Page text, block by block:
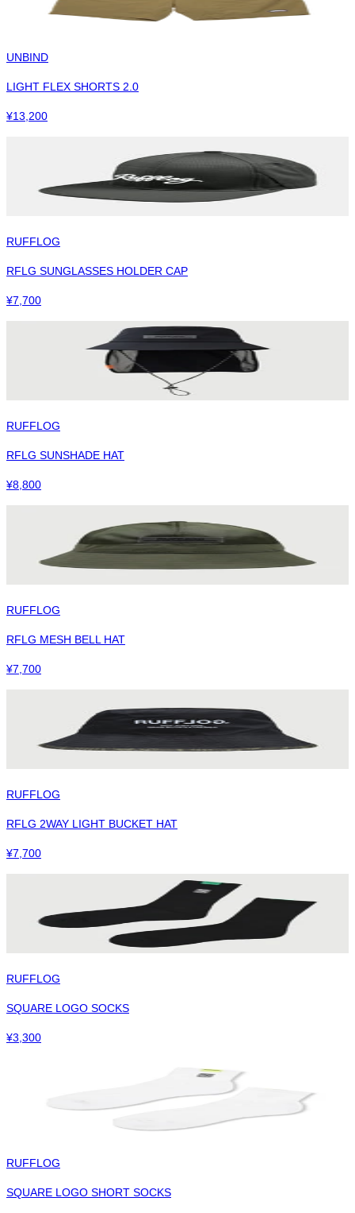
UNBIND
LIGHT FLEX SHORTS 2.0
¥13,200
RUFFLOG
RFLG SUNGLASSES HOLDER CAP
¥7,700
RUFFLOG
RFLG SUNSHADE HAT
¥8,800
RUFFLOG
RFLG MESH BELL HAT
¥7,700
RUFFLOG
RFLG 2WAY LIGHT BUCKET HAT
¥7,700
RUFFLOG
SQUARE LOGO SOCKS
¥3,300
RUFFLOG
SQUARE LOGO SHORT SOCKS